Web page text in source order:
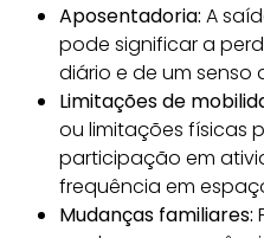
Aposentadoria: A
pode significar a
diário e de um senso
Limitações de
ou limitações físicas
participação em
frequência em
Mudanças familiares: